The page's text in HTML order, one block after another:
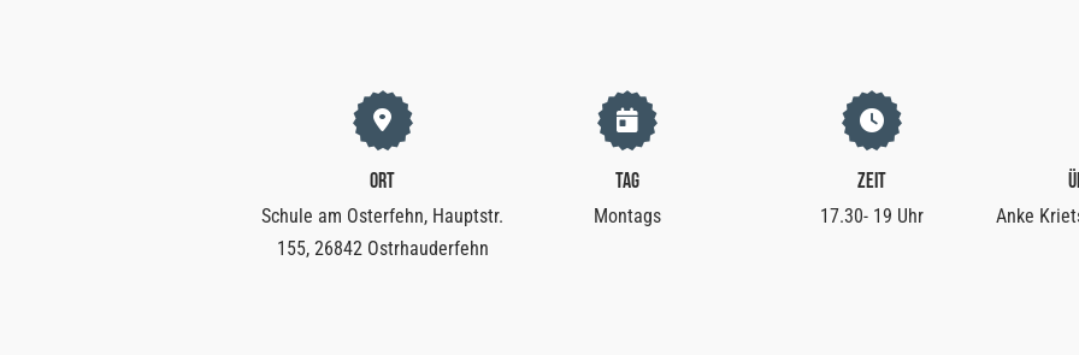
Ort
Schule am Osterfehn, Hauptstr.
155, 26842 Ostrhauderfehn
Tag
Montags
Zeit
17.30- 19 Uhr Anke